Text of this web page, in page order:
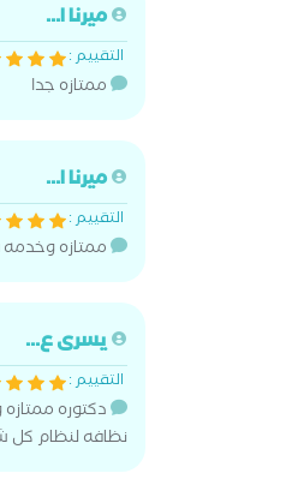
ميرنا ا...
التقييم :
ممتازه جدا
ميرنا ا...
التقييم :
ممتازه وخدمه
يسرى ع...
التقييم :
دكتوره
نظافه لنظام كل